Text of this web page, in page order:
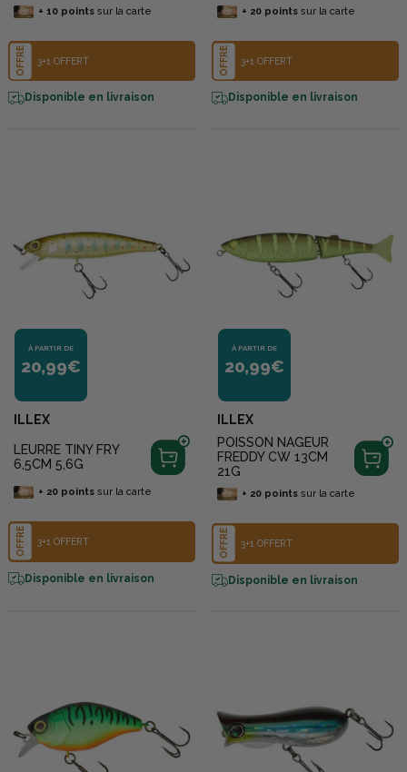
+ 10pointssur la carte
OFFRE 3+1 OFFERT
Disponible en livraison
+ 20pointssur la carte
OFFRE 3+1 OFFERT
Disponible en livraison
À PARTIR DE
20,99€
ILLEX
LEURRE TINY FRY
6,5CM 5,6G
+ 20pointssur la carte
OFFRE 3+1 OFFERT
Disponible en livraison
À PARTIR DE
20,99€
ILLEX
POISSON NAGEUR
FREDDY CW 13CM
21G
+ 20pointssur la carte
OFFRE 3+1 OFFERT
Disponible en livraison